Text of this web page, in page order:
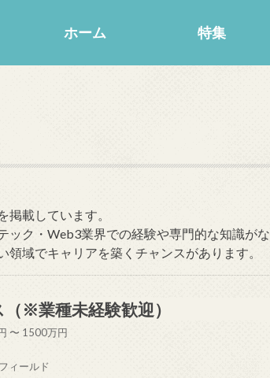
ホーム 特集
載しています。
ック・Web3業界での経験や専門的な知識がな
域でキャリアを築くチャンスがあります。
※業種未経験歓迎）
〜 1500万円
ィールド